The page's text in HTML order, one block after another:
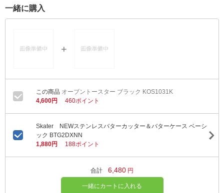
一緒に購入
オーブントースター ブラック KOS1031K
4,600円
460ポイント
Skater NEWステンレスバターカッター＆バターケース ベーシ
ック BTG2DXNN
1,880円
188ポイント
合計 6,480 円
一緒にカートに入れる